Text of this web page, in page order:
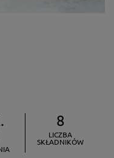
8
LICZBA
SKŁADNIKÓW